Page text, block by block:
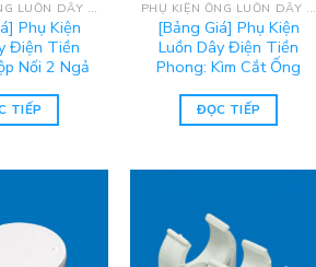
PHỤ KIỆN ỐNG LUỒN DÂY ĐIỆN UPVC TIỀN PHONG
Phụ Kiện
Điện Tiền
Nối 2 Ngả
TIẾP
PHỤ KIỆN ỐNG LUỒN DÂY ĐIỆN UPVC TIỀN PHONG
[Bảng Giá] Phụ Kiện
Luồn Dây Điện Tiền
Phong: Kìm Cắt Ống
ĐỌC TIẾP